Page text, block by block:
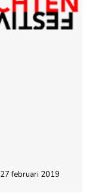
27 februari 2019